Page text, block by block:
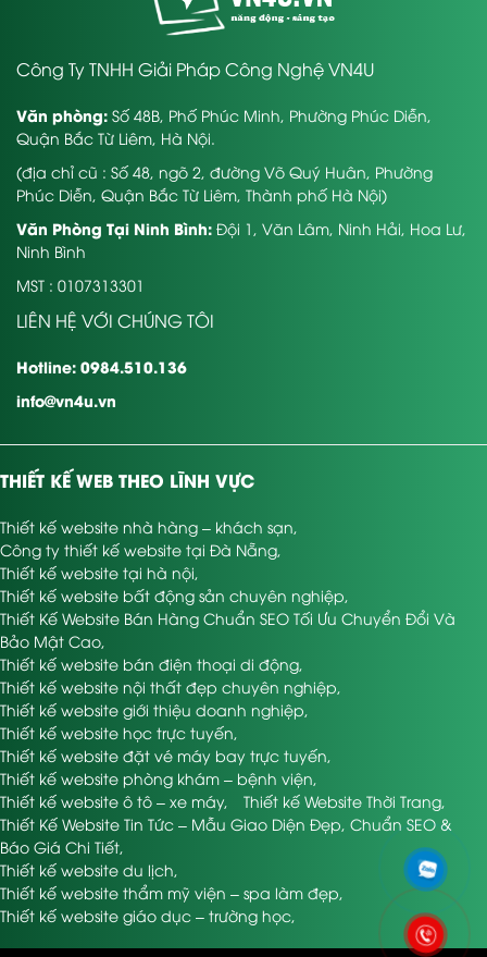
Công Ty TNHH Giải Pháp Công Nghệ VN4U
Văn phòng: Số 48B, Phố Phúc Minh, Phường Phúc Diễn,
Quận Bắc Từ Liêm, Hà Nội.
(địa chỉ cũ : Số 48, ngõ 2, đường Võ Quý Huân, Phường
Phúc Diễn, Quận Bắc Từ Liêm, Thành phố Hà Nội)
Văn Phòng Tại Ninh Bình: Đội 1, Văn Lâm, Ninh Hải, Hoa Lư,
Ninh Bình
MST : 0107313301
LIÊN HỆ VỚI CHÚNG TÔI
Hotline: 0984.510.136
info@vn4u.vn
THIẾT KẾ WEB THEO LĨNH VỰC
Thiết kế website nhà hàng – khách sạn
Công ty thiết kế website tại Đà Nẵng
Thiết kế website tại hà nội
Thiết kế website bất động sản chuyên nghiệp
Thiết Kế Website Bán Hàng Chuẩn SEO Tối Ưu Chuyển Đổi Và
Bảo Mật Cao
Thiết kế website bán điện thoại di động
Thiết kế website nội thất đẹp chuyên nghiệp
Thiết kế website giới thiệu doanh nghiệp
Thiết kế website học trực tuyến
Thiết kế website đặt vé máy bay trực tuyến
Thiết kế website phòng khám – bệnh viện
Thiết kế website ô tô – xe máy, Thiết kế Website Thời Trang
Thiết Kế Website Tin Tức – Mẫu Giao Diện Đẹp, Chuẩn SEO &
Báo Giá Chi Tiết
Thiết kế website du lịch
Thiết kế website thẩm mỹ viện – spa làm đẹp
Thiết kế website giáo dục – trường học